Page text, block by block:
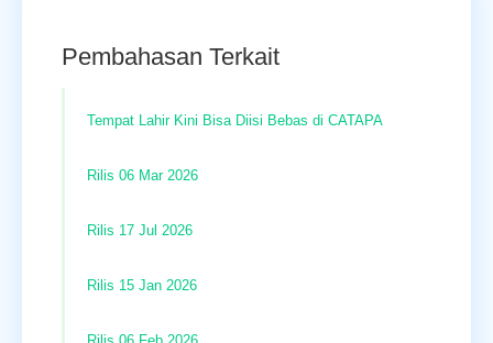
Pembahasan Terkait
Tempat Lahir Kini Bisa Diisi Bebas di CATAPA
Rilis 06 Mar 2026
Rilis 17 Jul 2026
Rilis 15 Jan 2026